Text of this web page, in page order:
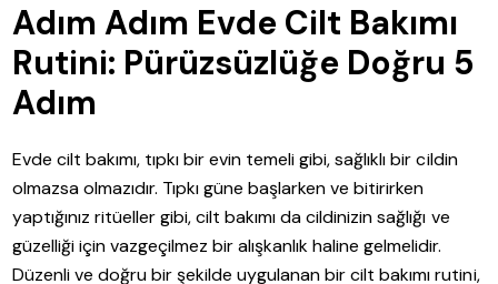
Adım Adım Evde Cilt Bakımı
Rutini: Pürüzsüzlüğe Doğru 5
Adım
Evde cilt bakımı, tıpkı bir evin temeli gibi, sağlıklı bir cildin
olmazsa olmazıdır. Tıpkı güne başlarken ve bitirirken
yaptığınız ritüeller gibi, cilt bakımı da cildinizin sağlığı ve
güzelliği için vazgeçilmez bir alışkanlık haline gelmelidir.
Düzenli ve doğru bir şekilde uygulanan bir cilt bakımı rutini,